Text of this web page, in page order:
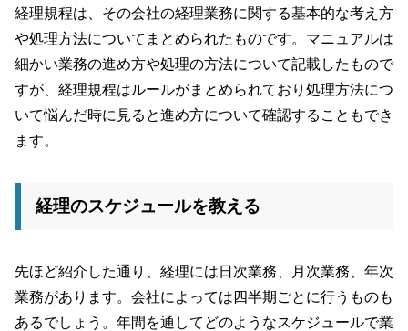
経理規程は、その会社の経理業務に関する基本的な考え方
や処理方法についてまとめられたものです。マニュアルは
細かい業務の進め方や処理の方法について記載したもので
すが、経理規程はルールがまとめられており処理方法につ
いて悩んだ時に見ると進め方について確認することもでき
ます。
経理のスケジュールを教える
先ほど紹介した通り、経理には日次業務、月次業務、年次
業務があります。会社によっては四半期ごとに行うものも
あるでしょう。年間を通してどのようなスケジュールで業